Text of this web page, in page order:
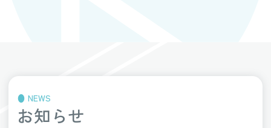
NEWS
お知らせ